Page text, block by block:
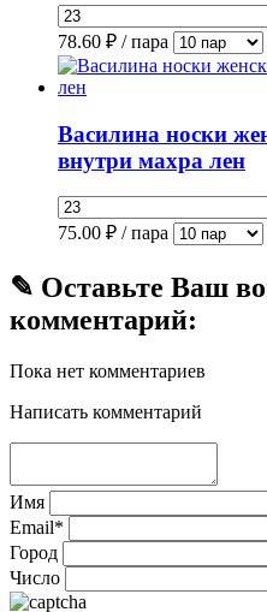
78.60 ₽ / пара
Василина носки
внутри махра лен
75.00 ₽ / пара
✎ Оставьте Ваш
комментарий:
Пока нет комментариев
Написать комментарий
Имя
Email*
Город
Число